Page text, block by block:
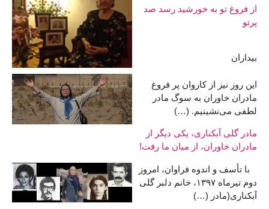
از فروغ تو به خورشید رسد صد
پرتو
بیداران
این روز نیز از کاروان پر فروغ
مادران خاوران به سوگ مادر
لطفی می‌نشینیم. (…)
مادر گلی آبکناری، یکی دیگر از
مادران خاوران، از میان ما رفت!
با تأسف و اندوه فراوان، امروز
دوم تیرماه ۱۳۹۷، خانم دلبر گلی
آبکناری(مادر (…)